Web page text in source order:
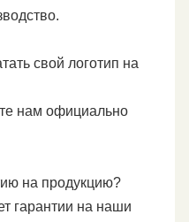
свой логотип на
нам официально
на продукцию?
гарантии на наши